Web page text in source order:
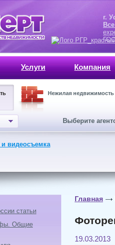
г. Уфа, ул.
ГОСТ, ISO
Услуги Компания
Нежилая недвижимость
Выберите
Главная
19.03.2013
статьи
Общие